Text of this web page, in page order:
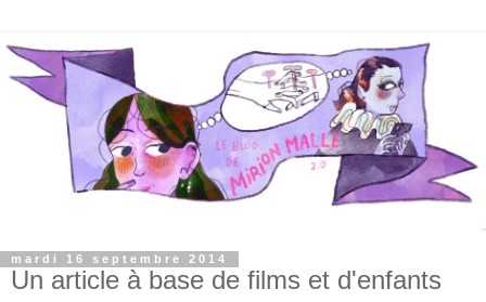
mardi 16 septembre 2014
Un article à base de films et d'enfants